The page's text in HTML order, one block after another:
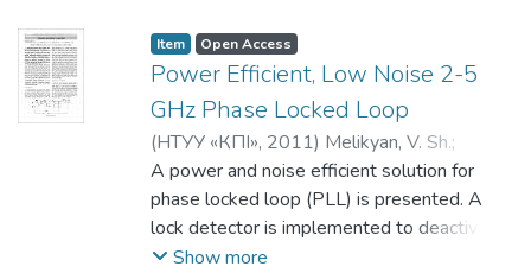
approach. Procedure suitable for absorber
optimization is described. Possible
structures for absorber material are derived
and analyzed.
Item Open Access
Power Efficient, Low Noise 2-5
GHz Phase Locked Loop
(НТУУ «КПІ», 2011) Melikyan, V. Sh.;
Durgaryan, A. A.;Petrosyan, H. P.;
Stepanyan, A. G.
A power and noise efficient solution for
phase locked loop (PLL) is presented. A
lock detector is implemented to deactivate
the PLL components, except the voltage
Show more